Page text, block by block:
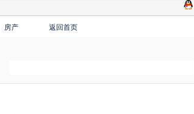
房产 返回首页